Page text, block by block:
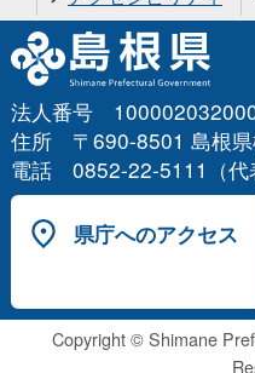
法人番号
住所 〒690-8501 島根県
電話 0852-22-5111（代
県庁へのアクセス
Copyright © Shimane